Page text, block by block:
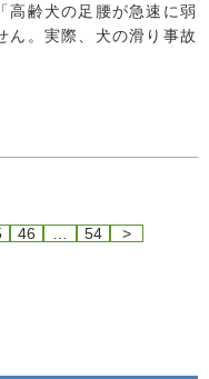
高齢犬の足腰が急速に弱
ん。実際、犬の滑り事故
46 54 >